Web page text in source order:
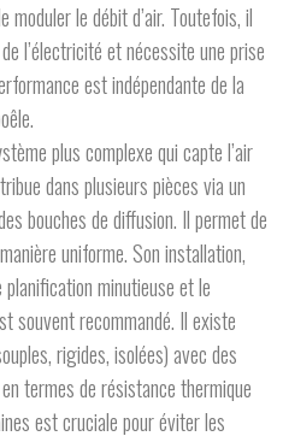
le débit d’air. Toutefois, il
l’électricité et nécessite une prise
est indépendante de la
plus complexe qui capte l’air
dans plusieurs pièces via un
bouches de diffusion. Il permet de
uniforme. Son installation,
minutieuse et le
souvent recommandé. Il existe
rigides, isolées) avec des
termes de résistance thermique
est cruciale pour éviter les